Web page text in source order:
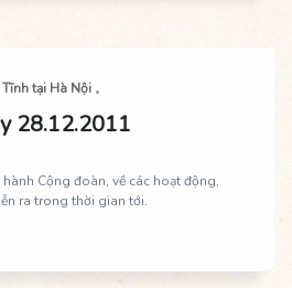
tại Hà Nội
28.12.2011
Cộng đoàn, về các hoạt động,
ra trong thời gian tới.